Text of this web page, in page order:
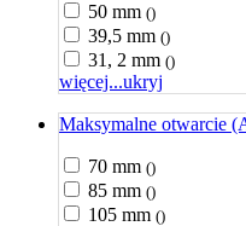
50 mm ()
39,5 mm ()
31, 2 mm ()
więcej...ukryj
Maksymalne otwarcie
70 mm ()
85 mm ()
105 mm ()